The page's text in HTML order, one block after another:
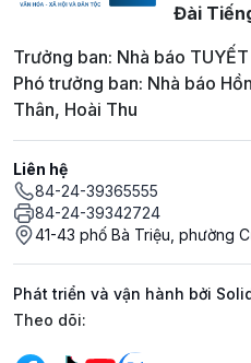
Đài
Trưởng ban: Nhà báo
Phó trưởng ban: Nhà báo
Thân, Hoài Thu
Liên hệ
84-24-39365555
84-24-39342724
41-43 phố Bà Triệu, phường
Phát triển và vận hành bởi
Mạng xã hội
Theo dõi: